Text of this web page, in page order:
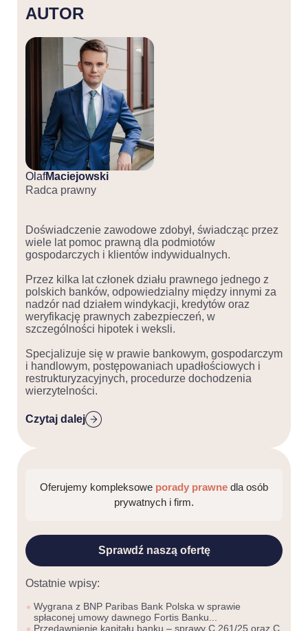
AUTOR
OlafMaciejowski
Radca prawny
Doświadczenie zawodowe zdobył, świadcząc przez
wiele lat pomoc prawną dla podmiotów
gospodarczych i klientów indywidualnych.
Przez kilka lat członek działu prawnego jednego z
polskich banków, odpowiedzialny między innymi za
nadzór nad działem windykacji, kredytów oraz
weryfikację prawnych zabezpieczeń, w
szczególności hipotek i weksli.
Specjalizuje się w prawie bankowym, gospodarczym
i handlowym, postępowaniach upadłościowych i
restrukturyzacyjnych, procedurze dochodzenia
wierzytelności.
Czytaj dalej
Oferujemy kompleksowe porady prawne dla osób
prywatnych i firm.
Sprawdź naszą ofertę
Ostatnie wpisy:
Wygrana z BNP Paribas Bank Polska w sprawie
spłaconej umowy dawnego Fortis Banku...
Przedawnienie kapitału banku – sprawy C 261/25 oraz C